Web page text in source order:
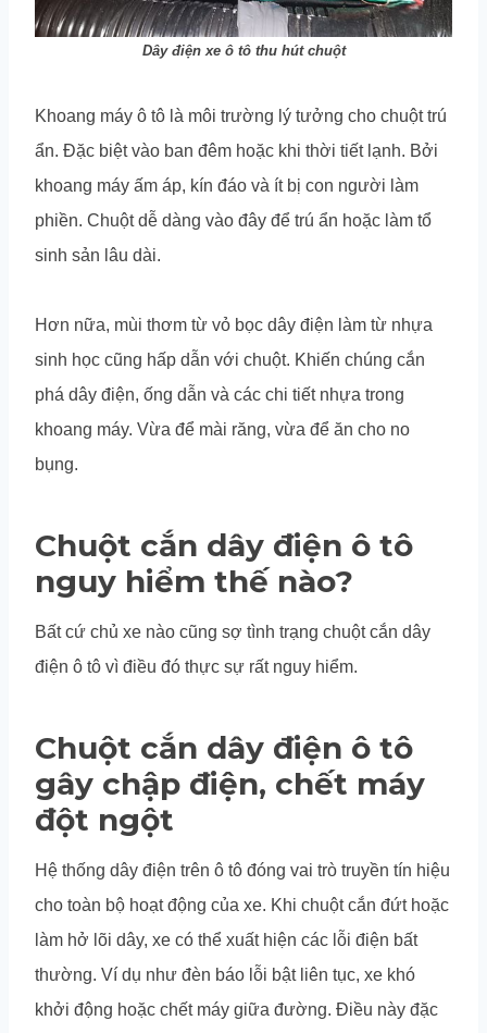
Dây điện xe ô tô thu hút chuột
Khoang máy ô tô là môi trường lý tưởng cho chuột trú
ẩn. Đặc biệt vào ban đêm hoặc khi thời tiết lạnh. Bởi
khoang máy ấm áp, kín đáo và ít bị con người làm
phiền. Chuột dễ dàng vào đây để trú ẩn hoặc làm tổ
sinh sản lâu dài.
Hơn nữa, mùi thơm từ vỏ bọc dây điện làm từ nhựa
sinh học cũng hấp dẫn với chuột. Khiến chúng cắn
phá dây điện, ống dẫn và các chi tiết nhựa trong
khoang máy. Vừa để mài răng, vừa để ăn cho no
bụng.
Chuột cắn dây điện ô tô
nguy hiểm thế nào?
Bất cứ chủ xe nào cũng sợ tình trạng chuột cắn dây
điện ô tô vì điều đó thực sự rất nguy hiểm.
Chuột cắn dây điện ô tô
gây chập điện, chết máy
đột ngột
Hệ thống dây điện trên ô tô đóng vai trò truyền tín hiệu
cho toàn bộ hoạt động của xe. Khi chuột cắn đứt hoặc
làm hở lõi dây, xe có thể xuất hiện các lỗi điện bất
thường. Ví dụ như đèn báo lỗi bật liên tục, xe khó
khởi động hoặc chết máy giữa đường. Điều này đặc